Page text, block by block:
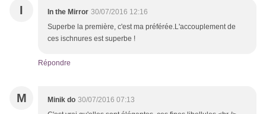
I In the Mirror 30/07/2016 12:16
Superbe la première, c'est ma préférée.L'accouplement de
ces ischnures est superbe !
Répondre
M Minik do 30/07/2016 07:13